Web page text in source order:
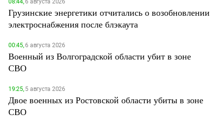
Грузинские энергетики отчитались о возобновлении
электроснабжения после блэкаута
00:45,6 августа 2026
Военный из Волгоградской области убит в зоне
СВО
19:25,5 августа 2026
Двое военных из Ростовской области убиты в зоне
СВО